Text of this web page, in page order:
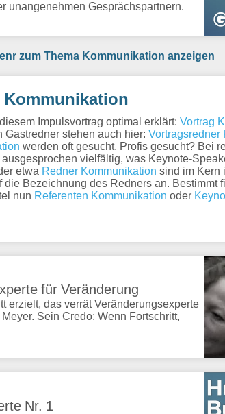
unangenehmen Gesprächspartnern.
zum Thema Kommunikation anzeigen
Kommunikation
Impulsvortrag optimal erklärt: Vortrag
Gastredner stehen auch hier: Vortragsredner
werden oft gesucht. Profis gesucht? Bei
ausgesprochen vielfältig, was Keynote-
etwa Redner Kommunikation sind im Kern
Bezeichnung des Redners an. Bestimmt
nun Referenten Kommunikation oder
für Veränderung
erzielt, das verrät Veränderungsexperte
Sein Credo: Wenn Fortschritt,
Nr. 1